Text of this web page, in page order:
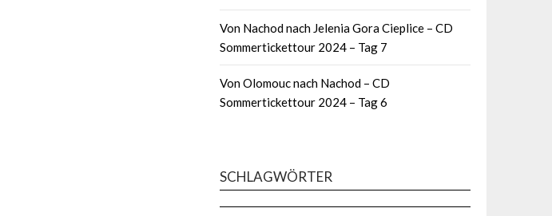
Von Nachod nach Jelenia Gora Cieplice – CD
Sommertickettour 2024 – Tag 7
Von Olomouc nach Nachod – CD
Sommertickettour 2024 – Tag 6
SCHLAGWÖRTER